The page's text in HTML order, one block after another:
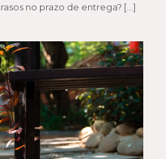
no prazo de entrega? […]